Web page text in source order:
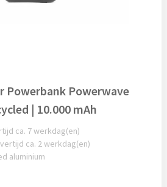
Powerbank Powerwave
| 10.000 mAh
ca. 7 werkdag(en)
ca. 2 werkdag(en)
aluminium